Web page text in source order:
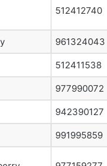
512412740
961324043
512411538
977990072
942390127
991995859